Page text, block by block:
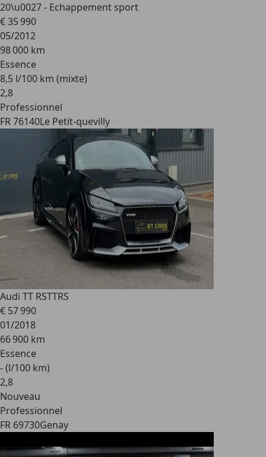
20\u0027 - Echappement sport
€ 35 990
05/2012
98 000 km
Essence
8,5 l/100 km (mixte)
2,8
Professionnel
FR 76140Le Petit-quevilly
Audi TT RSTTRS
€ 57 990
01/2018
66 900 km
Essence
- (l/100 km)
2,8
Nouveau
Professionnel
FR 69730Genay